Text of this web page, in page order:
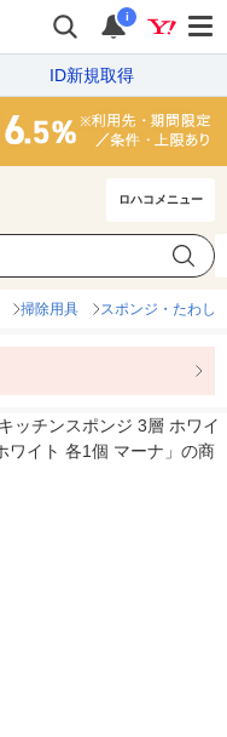
i
ID新規取得
ロハコメニュー
掃除用具 スポンジ・たわし